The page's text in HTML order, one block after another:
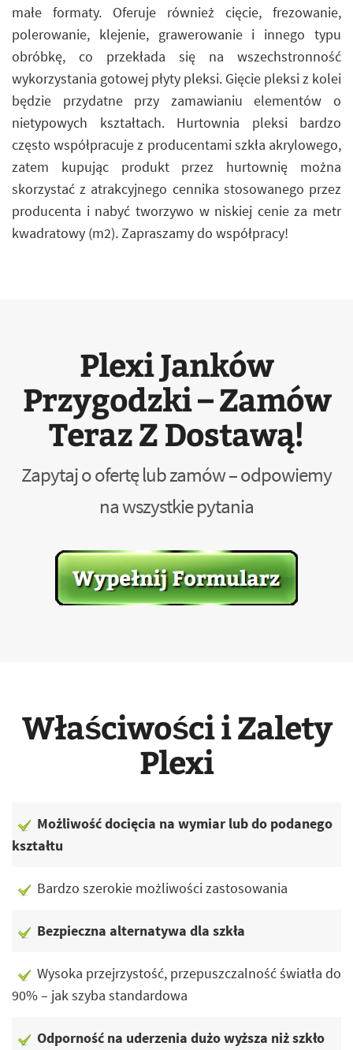
małe formaty. Oferuje również cięcie, frezowanie,
polerowanie, klejenie, grawerowanie i innego typu
obróbkę, co przekłada się na wszechstronność
wykorzystania gotowej płyty pleksi. Gięcie pleksi z kolei
będzie przydatne przy zamawianiu elementów o
nietypowych kształtach. Hurtownia pleksi bardzo
często współpracuje z producentami szkła akrylowego,
zatem kupując produkt przez hurtownię można
skorzystać z atrakcyjnego cennika stosowanego przez
producenta i nabyć tworzywo w niskiej cenie za metr
kwadratowy (m2). Zapraszamy do współpracy!
Plexi Janków
Przygodzki – Zamów
Teraz Z Dostawą!
Zapytaj o ofertę lub zamów – odpowiemy
na wszystkie pytania
Właściwości i Zalety
Plexi
Możliwość docięcia na wymiar lub do podanego
kształtu
Bardzo szerokie możliwości zastosowania
Bezpieczna alternatywa dla szkła
Wysoka przejrzystość, przepuszczalność światła do
90% – jak szyba standardowa
Odporność na uderzenia dużo wyższa niż szkło